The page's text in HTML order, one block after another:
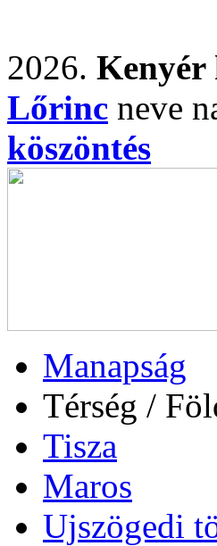
2026. Kenyér
Lőrinc neve
köszöntés
Manapság
Térség /
Tisza
Maros
Ujszögedi